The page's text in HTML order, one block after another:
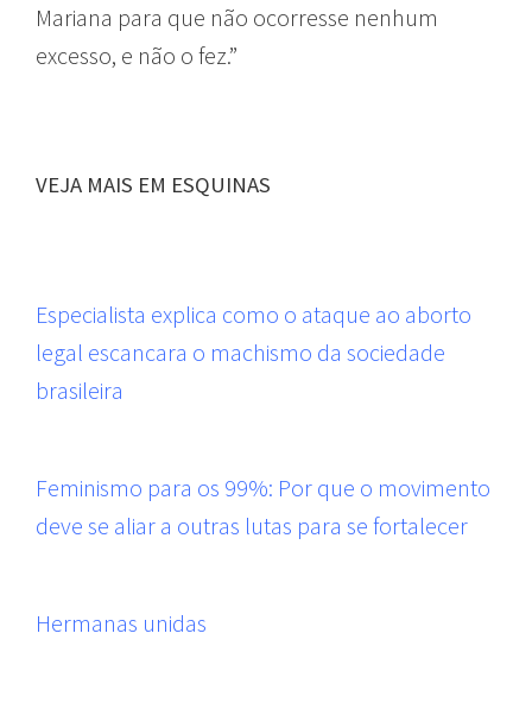
Mariana para que não ocorresse nenhum
excesso, e não o fez.”
VEJA MAIS EM ESQUINAS
Especialista explica como o ataque ao aborto
legal escancara o machismo da sociedade
brasileira
Feminismo para os 99%: Por que o movimento
deve se aliar a outras lutas para se fortalecer
Hermanas unidas